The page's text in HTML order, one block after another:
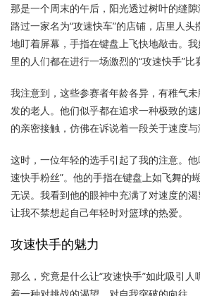
那是一个周末的午后，阳光透过树叶的缝
路过一家名为“攻速快车”的店铺，店里人
地盯着屏幕，手指在键盘上飞快地敲击。
里的人们都在进行一场激烈的“攻速快手”比
我注意到，这些参赛者年龄各异，有稚气
发的老人。他们似乎都在追求一种极致的
的亲密接触，仿佛在诉说着一段关于速度与
这时，一位年轻的选手引起了我的注意。
速快手粉丝”。他的手指在键盘上如飞舞的
无误。我看到他的眼神中充满了对速度的渴
让我不禁想起自己年轻时对篮球的热爱。
攻速快手的魅力
那么，究竟是什么让“攻速快手”如此吸引